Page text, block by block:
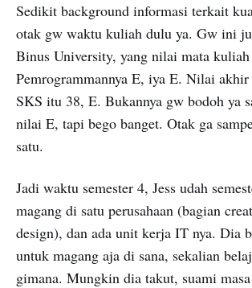
Sedikit background informasi terkait
otak gw waktu kuliah dulu ya. Gw ini
Binus University, yang nilai mata
Pemrogrammannya E, iya E. Nilai
SKS itu 38, E. Bukannya gw bodoh ya
nilai E, tapi bego banget. Otak ga
satu.
Jadi waktu semester 4, Jess udah
magang di satu perusahaan (bagian
design), dan ada unit kerja IT nya. Dia
untuk magang aja di sana, sekalian
gimana. Mungkin dia takut, suami